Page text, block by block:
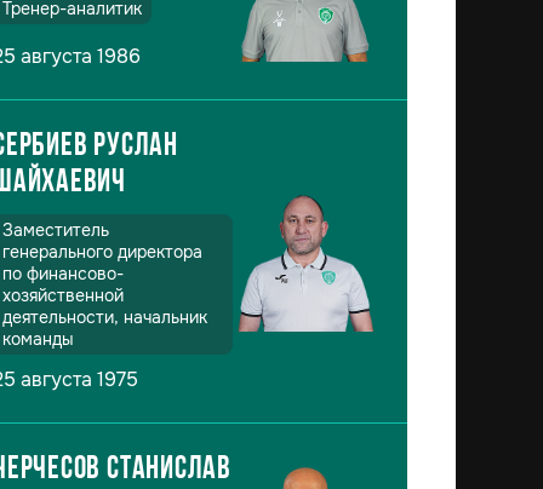
Тренер-аналитик
августа 1986
Руслан
Заместитель
генерального директора
по финансово-
хозяйственной
деятельности, начальник
команды
августа 1975
Станислав